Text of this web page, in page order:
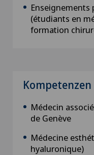
Enseignements
(étudiants en
formation
Kompetenzen
Médecin
de Genève
Médecine
hyaluronique)